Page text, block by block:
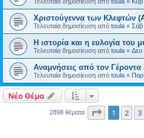
Χριστούγεννα των Kλεφτών
Τελευταία δημοσίευση από toula « Σάβ
Η ιστορία και η ευλογία του
Τελευταία δημοσίευση από toula « Δευ
Αναμνήσεις από τον
Τελευταία δημοσίευση από toula «
Νέο Θέμα
2898 θέματα Σελίδα
1 2 3